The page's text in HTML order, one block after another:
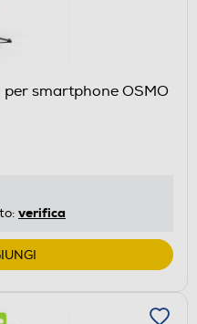
smartphone OSMO
verifica